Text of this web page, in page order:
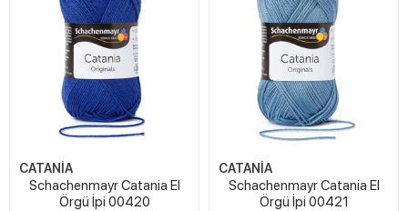
CATANİA
Schachenmayr Catania El
Örgü İpi 00420
CATANİA
Schachenmayr Catania El
Örgü İpi 00421